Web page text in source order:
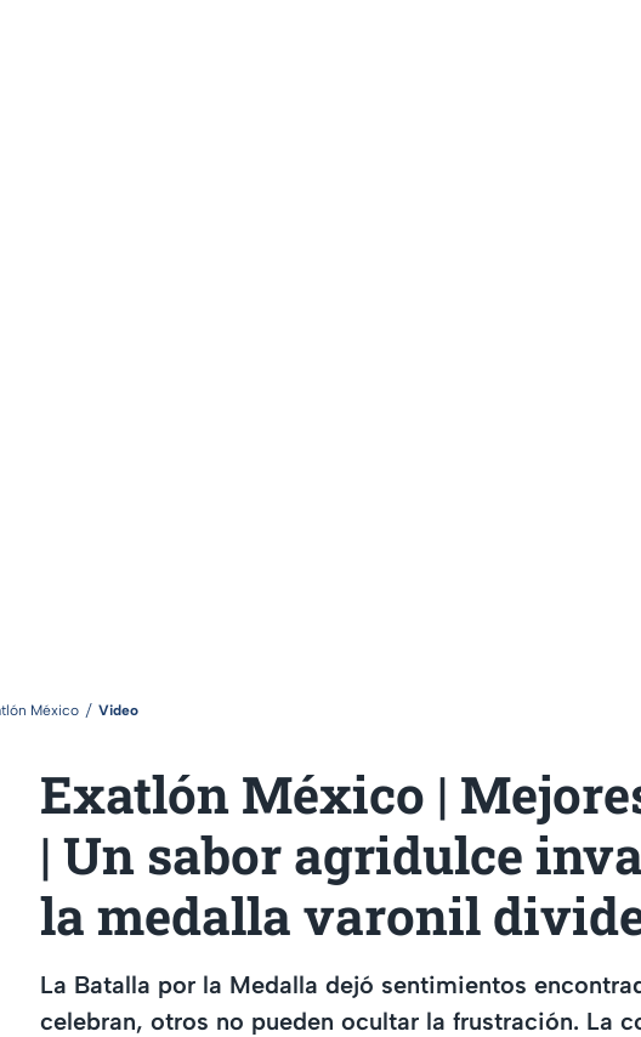
México Video
Exatlón México |
| Un sabor agridulce
la medalla varonil
La Batalla por la Medalla dejó sentimientos
celebran, otros no pueden ocultar la frustración. La